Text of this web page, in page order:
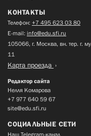
КОНТАКТЫ
Телефон: +7 495 623 03 80
E-mail: info@edu.sfi.ru
105066, г. Москва, вн. тер. г.
11
Карта проезда
Редактор сайта
Нелля Комарова
+7 977 640 59 67
site@edu.sfi.ru
СОЦИАЛЬНЫЕ СЕТИ
Наш Telegram-канал